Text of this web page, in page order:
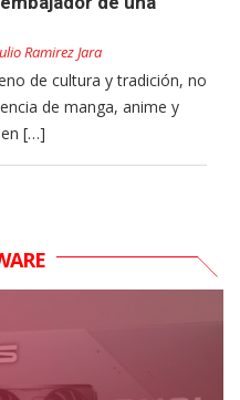
Ramirez Jara
de cultura y tradición, no
de manga, anime y
[…]